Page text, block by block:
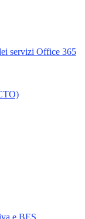
servizi Office 365